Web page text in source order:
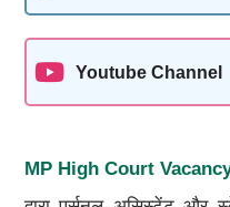
Youtube Channel
MP High Court